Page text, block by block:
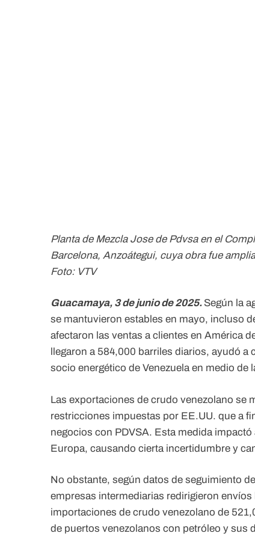
Planta de Mezcla Jose de Pdvsa en el
Barcelona, Anzoátegui, cuya obra fue
Foto: VTV
Guacamaya, 3 de junio de 2025. Según la
se mantuvieron estables en mayo, incluso
afectaron las ventas a clientes en América
llegaron a 584,000 barriles diarios, ayudó a
socio energético de Venezuela en medio de
Las exportaciones de crudo venezolano se
restricciones impuestas por EE.UU. que a
negocios con PDVSA. Esta medida
Europa, causando cierta incertidumbre y
No obstante, según datos de seguimiento
empresas intermediarias redirigieron
importaciones de crudo venezolano de
de puertos venezolanos con petróleo y sus